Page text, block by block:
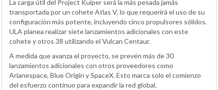
La carga útil del Project Kuiper será la más pesada jamás
transportada por un cohete Atlas V, lo que requerirá el uso de su
configuración más potente, incluyendo cinco propulsores sólidos.
ULA planea realizar siete lanzamientos adicionales con este
cohete y otros 38 utilizando el Vulcan Centaur.
A medida que avanza el proyecto, se prevén más de 30
lanzamientos adicionales con otros proveedores como
Arianespace, Blue Origin y SpaceX. Esto marca solo el comienzo
del esfuerzo continuo para expandir la red global.